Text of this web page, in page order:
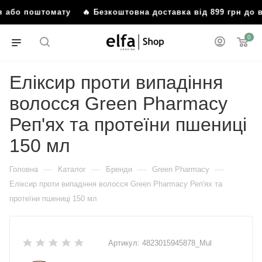
або поштомату 🔥 Безкоштовна доставка від 899 грн
0
Еліксир проти випадіння
волосся Green Pharmacy
Реп'ях та протеїни пшениці
150 мл
Головна — Каталог — Бренди — Green Pharmacy —
Еліксир проти випадіння волосся Green Pharmacy Реп'ях та
протеїни пшениці 150 мл
Артикул: 4823015945878_Mul